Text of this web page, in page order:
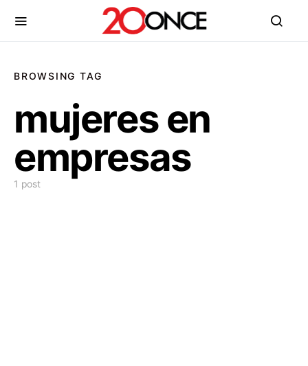
BROWSING TAG
mujeres en
empresas
1 post